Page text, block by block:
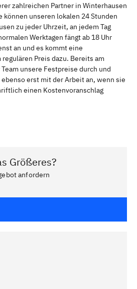
zahlreichen Partner in Winterhausen
können unseren lokalen 24 Stunden
zu jeder Uhrzeit, an jedem Tag
Werktagen fängt ab 18 Uhr
an und es kommt eine
Preis dazu. Bereits am
unsere Festpreise durch und
erst mit der Arbeit an, wenn sie
einen Kostenvoranschlag
Größeres?
anfordern